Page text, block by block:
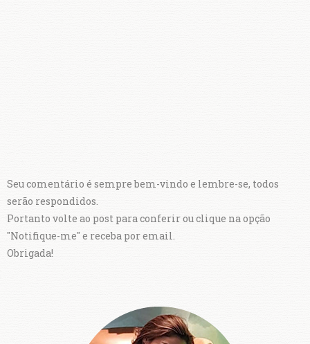
Seu comentário é sempre bem-vindo e lembre-se, todos
serão respondidos.
Portanto volte ao post para conferir ou clique na opção
"Notifique-me" e receba por email.
Obrigada!